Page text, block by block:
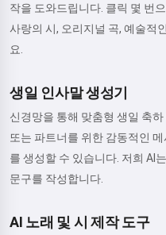
작을 도와드립니다. 클릭 몇 번
사랑의 시, 오리지널 곡, 예술적
요.
생일 인사말 생성기
신경망을 통해 맞춤형 생일 축
또는 파트너를 위한 감동적인
를 생성할 수 있습니다. 저희 AI
문구를 작성합니다.
AI 노래 및 시 제작 도구